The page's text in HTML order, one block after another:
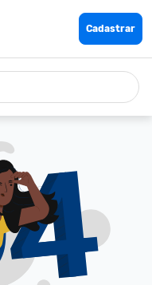
Cadastrar